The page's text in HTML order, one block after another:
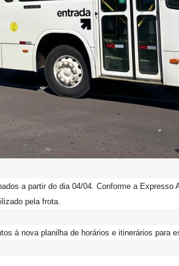
a partir do dia 04/04. Conforme a
pela frota.
à nova planilha de horários e itinerários para